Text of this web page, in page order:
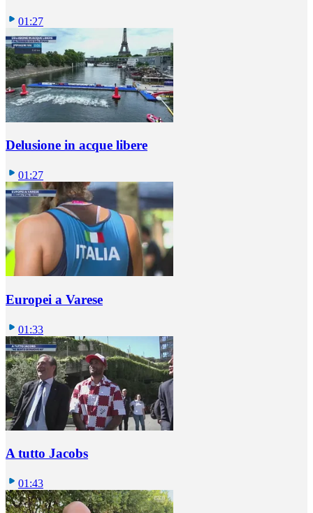
01:27
Delusione in acque libere
01:27
Europei a Varese
01:33
A tutto Jacobs
01:43